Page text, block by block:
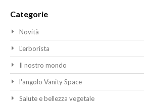
Categorie
Novità
L'erborista
Il nostro mondo
l'angolo Vanity Space
Salute e bellezza vegetale